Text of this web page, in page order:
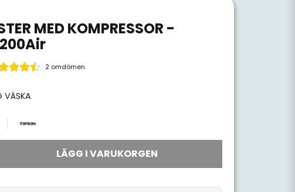
MED KOMPRESSOR -
2 omdömen
VÄSKA
LÄGG I VARUKORGEN